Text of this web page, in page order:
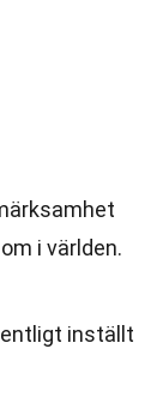
i världen.
inställt